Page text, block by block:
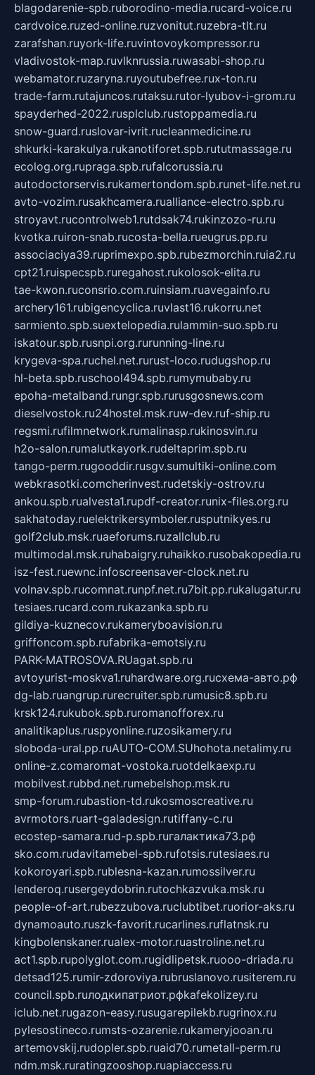
blagodarenie-spb.ruborodino-media.rucard-voice.ru
cardvoice.ruzed-online.ruzvonitut.ruzebra-tlt.ru
zarafshan.ruyork-life.ruvintovoykompressor.ru
vladivostok-map.ruvlknrussia.ruwasabi-shop.ru
webamator.ruzaryna.ruyoutubefree.rux-ton.ru
trade-farm.rutajuncos.rutaksu.rutor-lyubov-i-grom.ru
spayderhed-2022.rusplclub.rustoppamedia.ru
snow-guard.ruslovar-ivrit.rucleanmedicine.ru
shkurki-karakulya.rukanotiforet.spb.rututmassage.ru
ecolog.org.rupraga.spb.rufalcorussia.ru
autodoctorservis.rukamertondom.spb.runet-life.net.ru
avto-vozim.rusakhcamera.rualliance-electro.spb.ru
stroyavt.rucontrolweb1.rutdsak74.rukinzozo-ru.ru
kvotka.ruiron-snab.rucosta-bella.rueugrus.pp.ru
associaciya39.ruprimexpo.spb.rubezmorchin.ruia2.ru
cpt21.ruispecspb.ruregahost.rukolosok-elita.ru
tae-kwon.ruconsrio.com.ruinsiam.ruavegainfo.ru
archery161.rubigencyclica.ruvlast16.rukorru.net
sarmiento.spb.suextelopedia.rulammin-suo.spb.ru
iskatour.spb.rusnpi.org.rurunning-line.ru
krygeva-spa.ruchel.net.rurust-loco.rudugshop.ru
hl-beta.spb.ruschool494.spb.rumymubaby.ru
epoha-metalband.rungr.spb.rurusgosnews.com
dieselvostok.ru24hostel.msk.ruw-dev.ruf-ship.ru
regsmi.rufilmnetwork.rumalinasp.rukinosvin.ru
h2o-salon.rumalutkayork.rudeltaprim.spb.ru
tango-perm.rugooddir.rusgv.sumultiki-online.com
webkrasotki.comcherinvest.rudetskiy-ostrov.ru
ankou.spb.rualvesta1.rupdf-creator.runix-files.org.ru
sakhatoday.ruelektrikersymboler.rusputnikyes.ru
golf2club.msk.ruaeforums.ruzallclub.ru
multimodal.msk.ruhabaigry.ruhaikko.rusobakopedia.ru
isz-fest.ruewnc.infoscreensaver-clock.net.ru
volnav.spb.rucomnat.runpf.net.ru7bit.pp.rukalugatur.ru
tesiaes.rucard.com.rukazanka.spb.ru
gildiya-kuznecov.rukameryboavision.ru
griffoncom.spb.rufabrika-emotsiy.ru
PARK-MATROSOVA.RUagat.spb.ru
avtoyurist-moskva1.ruhardware.org.ruсхема-авто.рф
dg-lab.ruangrup.rurecruiter.spb.rumusic8.spb.ru
krsk124.rukubok.spb.ruromanofforex.ru
analitikaplus.ruspyonline.ruzosikamery.ru
sloboda-ural.pp.ruAUTO-COM.SUhohota.netalimy.ru
online-z.comaromat-vostoka.ruotdelkaexp.ru
mobilvest.rubbd.net.rumebelshop.msk.ru
smp-forum.rubastion-td.rukosmoscreative.ru
avrmotors.ruart-galadesign.rutiffany-c.ru
ecostep-samara.rud-p.spb.ruгалактика73.рф
sko.com.rudavitamebel-spb.rufotsis.rutesiaes.ru
kokoroyari.spb.rublesna-kazan.rumossilver.ru
lenderoq.rusergeydobrin.rutochkazvuka.msk.ru
people-of-art.rubezzubova.ruclubtibet.ruorior-aks.ru
dynamoauto.ruszk-favorit.rucarlines.ruflatnsk.ru
kingbolenskaner.rualex-motor.ruastroline.net.ru
act1.spb.rupolyglot.com.rugidlipetsk.ruooo-driada.ru
detsad125.rumir-zdoroviya.rubruslanovo.rusiterem.ru
council.spb.ruлодкипатриот.рфkafekolizey.ru
iclub.net.rugazon-easy.rusugarepilekb.rugrinox.ru
pylesostineco.rumsts-ozarenie.rukameryjooan.ru
artemovskij.rudopler.spb.ruaid70.rumetall-perm.ru
ndm.msk.ruratingzooshop.ruapiaccess.ru